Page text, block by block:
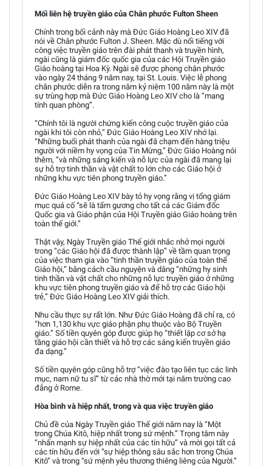
Mối liên hệ truyền giáo của Chân phước Fulton Sheen
Chính trong bối cảnh này mà Đức Giáo Hoàng Leo XIV đã
nói về Chân phước Fulton J. Sheen. Mặc dù nổi tiếng với
công việc truyền giáo trên đài phát thanh và truyền hình,
ngài cũng là giám đốc quốc gia của các Hội Truyền giáo
Giáo hoàng tại Hoa Kỳ. Ngài sẽ được phong chân phước
vào ngày 24 tháng 9 năm nay, tại St. Louis. Việc lễ phong
chân phước diễn ra trong năm kỷ niệm 100 năm này là một
sự trùng hợp mà Đức Giáo Hoàng Leo XIV cho là “mang
tính quan phòng”.
“Chính tôi là người chứng kiến công cuộc truyền giáo của
ngài khi tôi còn nhỏ,” Đức Giáo Hoàng Leo XIV nhớ lại.
“Những buổi phát thanh của ngài đã chạm đến hàng triệu
người với niềm hy vọng của Tin Mừng,” Đức Giáo Hoàng nói
thêm, “và những sáng kiến và nỗ lực của ngài đã mang lại
sự hỗ trợ tinh thần và vật chất to lớn cho các Giáo hội ở
những khu vực tiên phong truyền giáo.”
Đức Giáo Hoàng Leo XIV bày tỏ hy vọng rằng vị tổng giám
mục quá cố “sẽ là tấm gương cho tất cả các Giám đốc
Quốc gia và Giáo phận của Hội Truyền giáo Giáo hoàng trên
toàn thế giới.”
Thật vậy, Ngày Truyền giáo Thế giới nhắc nhở mọi người
trong “các Giáo hội đã được thành lập” về tầm quan trọng
của việc tham gia vào “tinh thần truyền giáo của toàn thể
Giáo hội,” bằng cách cầu nguyện và dâng “những hy sinh
tinh thần và vật chất cho những nỗ lực truyền giáo ở những
khu vực tiên phong truyền giáo và để hỗ trợ các Giáo hội
trẻ,” Đức Giáo Hoàng Leo XIV giải thích.
Nhu cầu thực sự rất lớn. Như Đức Giáo Hoàng đã chỉ ra, có
“hơn 1,130 khu vực giáo phận phụ thuộc vào Bộ Truyền
giáo.” Số tiền quyên góp được giúp họ “thiết lập cơ sở hạ
tầng giáo hội cần thiết và hỗ trợ các sáng kiến truyền giáo
đa dạng.”
Số tiền quyên góp cũng hỗ trợ “việc đào tạo liên tục các linh
mục, nam nữ tu sĩ” từ các nhà thờ mới tại năm trường cao
đẳng ở Rome.
Hòa bình và hiệp nhất, trong và qua việc truyền giáo
Chủ đề của Ngày Truyền giáo Thế giới năm nay là “Một
trong Chúa Kitô, hiệp nhất trong sứ mệnh.” Trọng tâm này
“nhấn mạnh sự hiệp nhất của các tín hữu” và mời gọi tất cả
các tín hữu đến với “sự hiệp thông sâu sắc hơn trong Chúa
Kitô” và trong “sứ mệnh yêu thương thiêng liêng của Người.”